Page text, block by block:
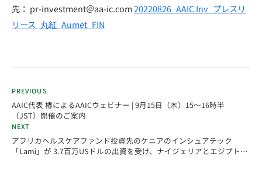
先： pr-investment＠aa-ic.com20220826_AAIC Inv_プレスリ
リース_丸紅_Aumet_FIN
PREVIOUS
AAIC代表 椿によるAAICウェビナー | 9月15日（木）15～16時半
（JST）開催のご案内
NEXT
アフリカヘルスケアファンド投資先のケニアのインシュアテック
「Lami」が 3.7百万USドルの出資を受け、ナイジェリアとエジプト進